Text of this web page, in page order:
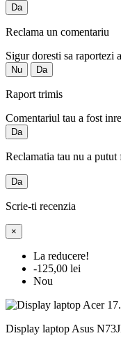
Da
Reclama un comentariu
Sigur doresti sa raportezi
Nu Da
Raport trimis
Comentariul tau a fost
Da
Reclamatia tau nu a putut
Da
Scrie-ti recenzia
×
La reducere!
-125,00 lei
Nou
Display laptop Asus